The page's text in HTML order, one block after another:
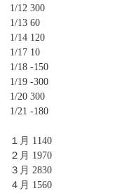
1/12 300
1/13 60
1/14 120
1/17 10
1/18 -150
1/19 -300
1/20 300
1/21 -180
１月 1140
２月 1970
３月 2830
４月 1560